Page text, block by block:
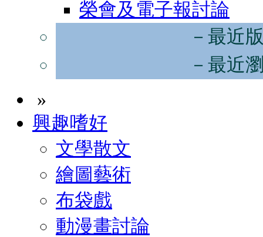
榮會及電子報討論
－最近
－最近
»
興趣嗜好
文學散文
繪圖藝術
布袋戲
動漫畫討論